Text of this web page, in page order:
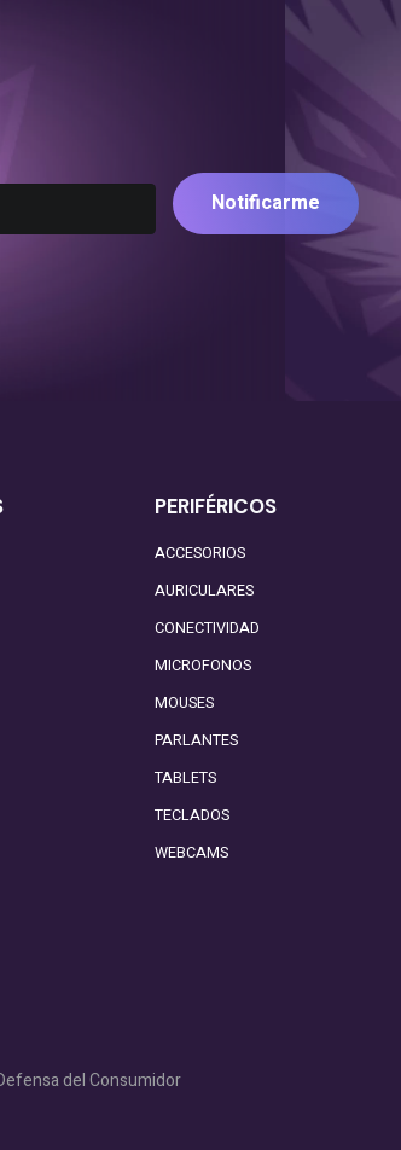
Notificarme
PERIFÉRICOS
ACCESORIOS
AURICULARES
CONECTIVIDAD
MICROFONOS
MOUSES
PARLANTES
TABLETS
TECLADOS
WEBCAMS
del Consumidor